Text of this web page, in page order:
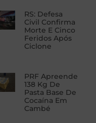
RS: Defesa
Civil Confirma
Morte E Cinco
Feridos Após
Ciclone
PRF Apreende
138 Kg De
Pasta Base De
Cocaína Em
Cambé